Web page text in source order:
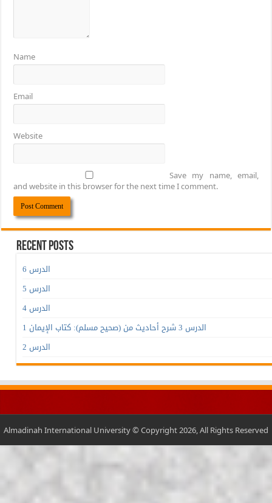
Name
Email
Website
Save my name, email,
and website in this browser for the next time I comment.
Recent Posts
الدرس 6
الدرس 5
الدرس 4
الدرس 3 شرح أحاديث من (صحيح مسلم): كتاب الإيمان 1
الدرس 2
Almadinah International University © Copyright 2026, All Rights Reserved